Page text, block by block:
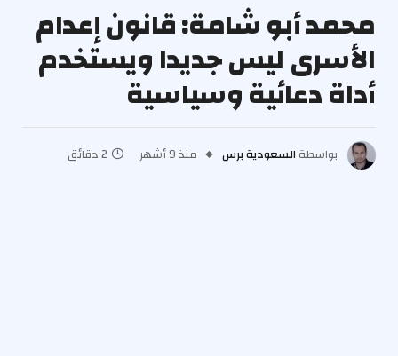
محمد أبو شامة: قانون إعدام
الأسرى ليس جديدا ويستخدم
أداة دعائية وسياسية
بواسطة السعودية برس منذ 9 أشهر 2 دقائق